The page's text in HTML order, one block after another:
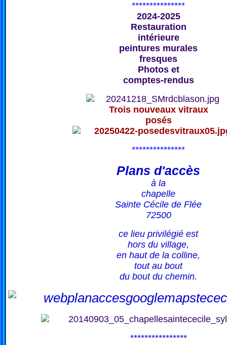
***************
2024-2025
Restauration
intérieure
peintures murales
fresques
Photos et
comptes-rendus
Trois nouveaux vitraux
posés
***************
Plans d'accès
à la
chapelle
Sainte Cécile de Flée
72500
ce lieu privilégié est
hors du village,
en haut de la colline,
tout au bout
du bout du chemin.
****************